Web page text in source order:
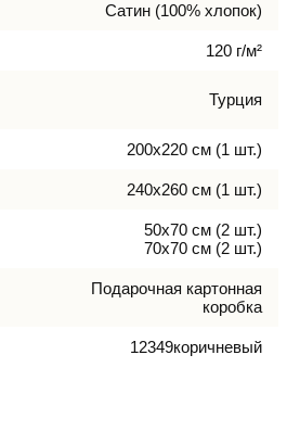
Сатин (100% хлопок)
120 г/м²
Турция
200х220 см (1 шт.)
240х260 см (1 шт.)
50х70 см (2 шт.)
70х70 см (2 шт.)
Подарочная картонная
коробка
12349коричневый